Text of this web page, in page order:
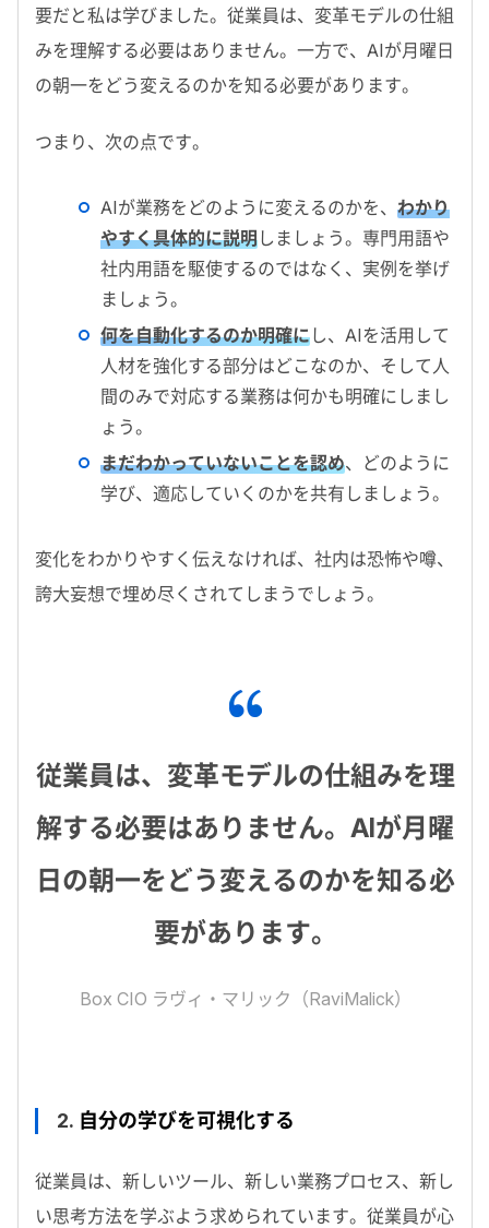
要だと私は学びました。従業員は、変革モデルの仕組
みを理解する必要はありません。一方で、AIが月曜日
の朝一をどう変えるのかを知る必要があります。
つまり、次の点です。
AIが業務をどのように変えるのかを、 わかり
やすく具体的に説明しましょう。専門用語や
社内用語を駆使するのではなく、実例を挙げ
ましょう。
何を自動化するのか明確にし、 AIを活用して
人材を強化する部分はどこなのか、そして人
間のみで対応する業務は何かも明確にしまし
ょう。
まだわかっていないことを認め、どのように
学び、適応していくのかを共有しましょう。
変化をわかりやすく伝えなければ、社内は恐怖や噂、
誇大妄想で埋め尽くされてしまうでしょう。
従業員は、変革モデルの仕組みを理
解する必要はありません。AIが月曜
日の朝一をどう変えるのかを知る必
要があります。
Box CIO ラヴィ・マリック（RaviMalick）
2. 自分の学びを可視化する
従業員は、新しいツール、新しい業務プロセス、新し
い思考方法を学ぶよう求められています。従業員が心